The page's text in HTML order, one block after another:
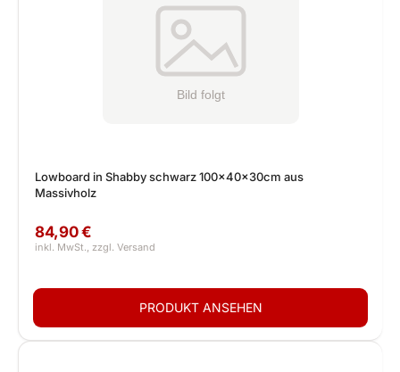
Lowboard in Shabby schwarz 100x40x30cm aus
Massivholz
84,90 €